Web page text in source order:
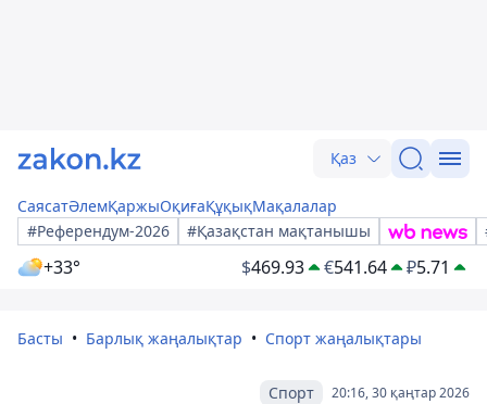
Қаз
СаясатӘлемҚаржыОқиғаҚұқықМақалалар
#Референдум-2026
#Қазақстан мақтанышы
+33° $469.93 €541.64 ₽5.71
Басты Барлық жаңалықтар Спорт жаңалықтары
20:16, 30 қаңтар 2026
Спорт